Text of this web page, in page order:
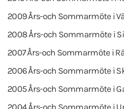
2009 Års-och Sommarmöte i
2008 Års-och Sommarmöte i
2007 Års-och Sommarmöte i
2006 Års-och Sommarmöte i
2005 Års-och Sommarmöte i